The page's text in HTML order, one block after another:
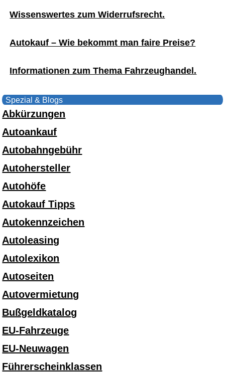
Wissenswertes zum Widerrufsrecht.
Autokauf – Wie bekommt man faire Preise?
Informationen zum Thema Fahrzeughandel.
Spezial & Blogs
Abkürzungen
Autoankauf
Autobahngebühr
Autohersteller
Autohöfe
Autokauf Tipps
Autokennzeichen
Autoleasing
Autolexikon
Autoseiten
Autovermietung
Bußgeldkatalog
EU-Fahrzeuge
EU-Neuwagen
Führerscheinklassen